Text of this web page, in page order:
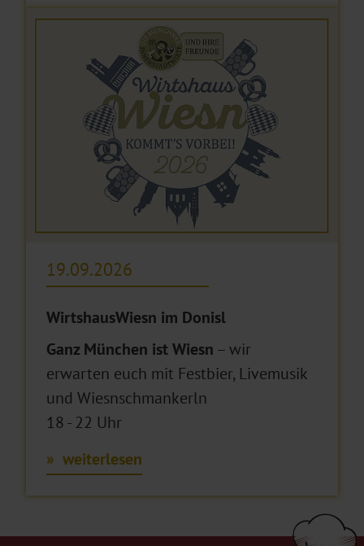
WirtshausWiesn im Donisl
19.09.2026
Ganz München ist Wiesn – wir
erwarten euch mit Festbier, Livemusik
und Wiesnschmankerln
18 - 22 Uhr
weiterlesen